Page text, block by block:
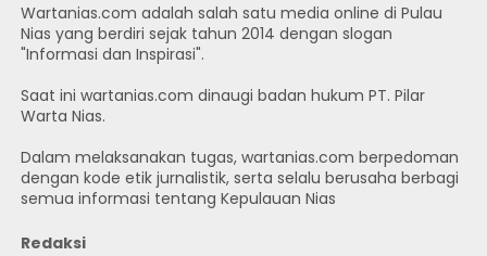
Wartanias.com adalah salah satu media online di Pulau
Nias yang berdiri sejak tahun 2014 dengan slogan
"Informasi dan Inspirasi".
Saat ini wartanias.com dinaugi badan hukum PT. Pilar
Warta Nias.
Dalam melaksanakan tugas, wartanias.com berpedoman
dengan kode etik jurnalistik, serta selalu berusaha berbagi
semua informasi tentang Kepulauan Nias
Redaksi